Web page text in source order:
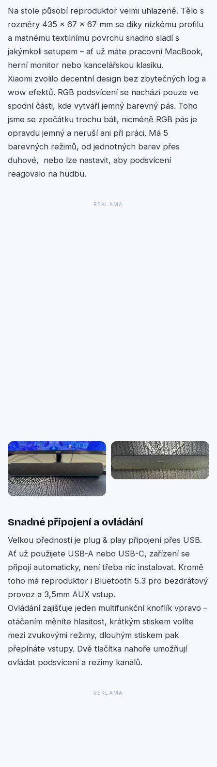
Na stole působí reproduktor velmi uhlazeně. Tělo s
rozměry 435 × 67 × 67 mm se díky nízkému profilu
a matnému textilnímu povrchu snadno sladí s
jakýmkoli setupem – ať už máte pracovní MacBook,
herní monitor nebo kancelářskou klasiku.
Xiaomi zvolilo decentní design bez zbytečných log a
wow efektů. RGB podsvícení se nachází pouze ve
spodní části, kde vytváří jemný barevný pás. Toho
jsme se zpočátku trochu báli, nicméně RGB pás je
opravdu jemný a neruší ani při práci. Má 5
barevných režimů, od jednotných barev přes
duhové, nebo lze nastavit, aby podsvícení
reagovalo na hudbu.
Snadné připojení a ovládání
Velkou předností je plug & play připojení přes USB.
Ať už použijete USB-A nebo USB-C, zařízení se
připojí automaticky, není třeba nic instalovat. Kromě
toho má reproduktor i Bluetooth 5.3 pro bezdrátový
provoz a 3,5mm AUX vstup.
Ovládání zajišťuje jeden multifunkční knoflík vpravo –
otáčením měníte hlasitost, krátkým stiskem volíte
mezi zvukovými režimy, dlouhým stiskem pak
přepínáte vstupy. Dvě tlačítka nahoře umožňují
ovládat podsvícení a režimy kanálů.